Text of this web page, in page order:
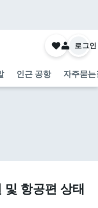
인근 공항 자주묻
로그인
및 항공편 상태